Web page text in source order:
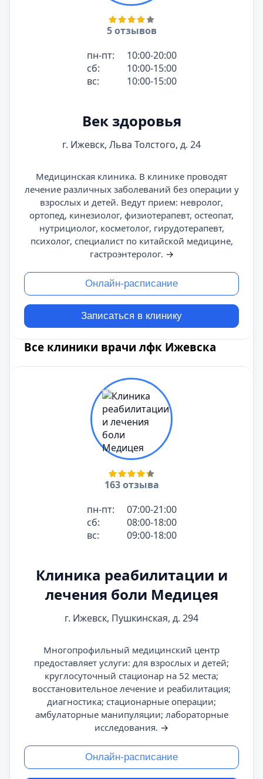
5 отзывов
пн-пт:
10:00-20:00
сб:
10:00-15:00
вс:
10:00-15:00
Век здоровья
г. Ижевск, Льва Толстого, д. 24
Медицинская клиника. В клинике проводят
лечение различных заболеваний без операции у
взрослых и детей. Ведут прием: невролог,
ортопед, кинезиолог, физиотерапевт, остеопат,
нутрициолог, косметолог, гирудотерапевт,
психолог, специалист по китайской медицине,
гастроэнтеролог. →
Онлайн-расписание
Записаться в клинику
Все клиники врачи лфк Ижевска
163 отзыва
пн-пт:
07:00-21:00
сб:
08:00-18:00
вс:
09:00-18:00
Клиника реабилитации и
лечения боли Медицея
г. Ижевск, Пушкинская, д. 294
Многопрофильный медицинский центр
предоставляет услуги: для взрослых и детей;
круглосуточный стационар на 52 места;
восстановительное лечение и реабилитация;
диагностика; стационарные операции;
амбулаторные манипуляции; лабораторные
исследования. →
Онлайн-расписание